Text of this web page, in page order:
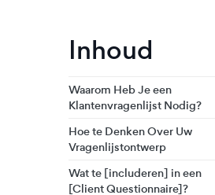
Inhoud
Waarom Heb Je een
Klantenvragenlijst Nodig?
Hoe te Denken Over Uw
Vragenlijstontwerp
Wat te [includeren] in een
[Client Questionnaire]?